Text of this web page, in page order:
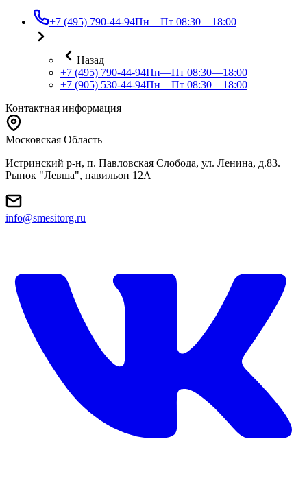
+7 (495) 790-44-94Пн—Пт 08:30—18:00
Назад
+7 (495) 790-44-94Пн—Пт 08:30—18:00
+7 (905) 530-44-94Пн—Пт 08:30—18:00
Контактная информация
Московская Область
Истринский р-н, п. Павловская Слобода, ул. Ленина, д.83.
Рынок "Левша", павильон 12A
info@smesitorg.ru